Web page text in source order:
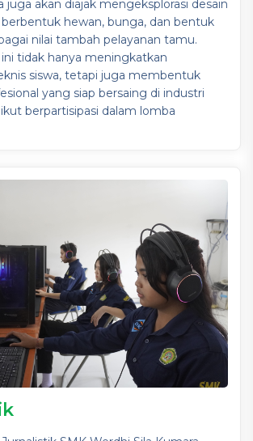
juga akan diajak mengeksplorasi desain
hewan, bunga, dan bentuk
nilai tambah pelayanan tamu.
tidak hanya meningkatkan
siswa, tetapi juga membentuk
yang siap bersaing di industri
berpartisipasi dalam lomba